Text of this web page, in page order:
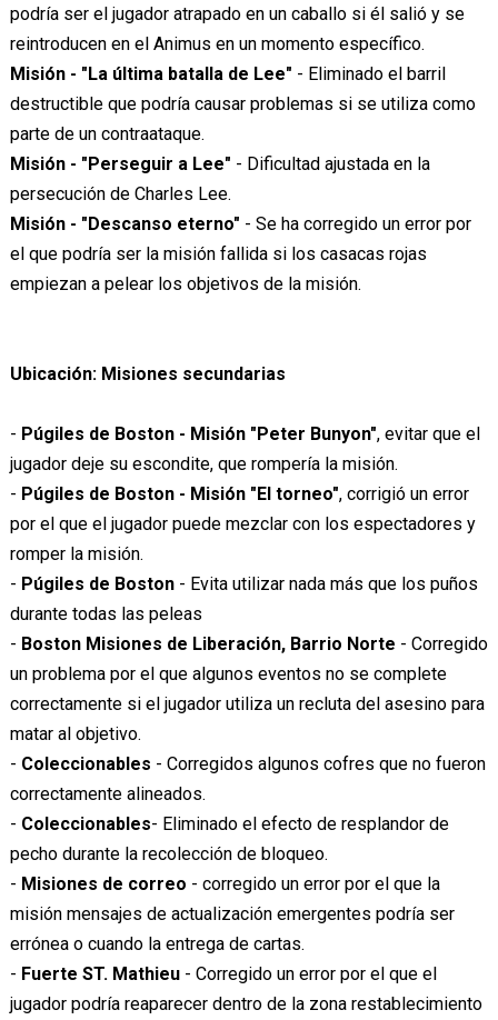
podría ser el jugador atrapado en un caballo si él salió y se
reintroducen en el Animus en un momento específico.
Misión - "La última batalla de Lee" - Eliminado el barril
destructible que podría causar problemas si se utiliza como
parte de un contraataque.
Misión - "Perseguir a Lee" - Dificultad ajustada en la
persecución de Charles Lee.
Misión - "Descanso eterno" - Se ha corregido un error por
el que podría ser la misión fallida si los casacas rojas
empiezan a pelear los objetivos de la misión.
Ubicación: Misiones secundarias
- Púgiles de Boston - Misión "Peter Bunyon", evitar que el
jugador deje su escondite, que rompería la misión.
- Púgiles de Boston - Misión "El torneo", corrigió un error
por el que el jugador puede mezclar con los espectadores y
romper la misión.
- Púgiles de Boston- Evita utilizar nada más que los puños
durante todas las peleas
- Boston Misiones de Liberación, Barrio Norte - Corregido
un problema por el que algunos eventos no se complete
correctamente si el jugador utiliza un recluta del asesino para
matar al objetivo.
- Coleccionables - Corregidos algunos cofres que no fueron
correctamente alineados.
- Coleccionables- Eliminado el efecto de resplandor de
pecho durante la recolección de bloqueo.
- Misiones de correo - corregido un error por el que la
misión mensajes de actualización emergentes podría ser
errónea o cuando la entrega de cartas.
- Fuerte ST. Mathieu- Corregido un error por el que el
jugador podría reaparecer dentro de la zona restablecimiento